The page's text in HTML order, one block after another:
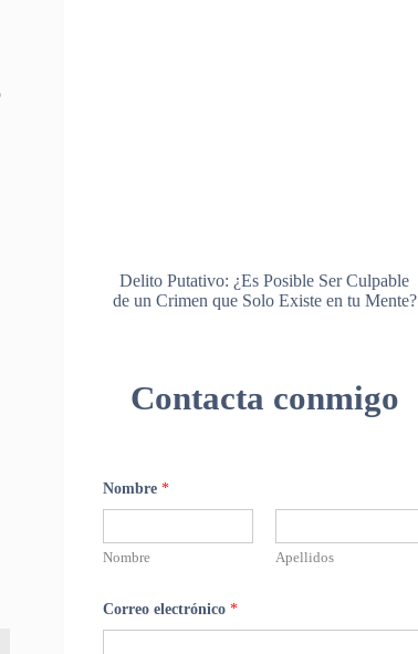
Delito Putativo: ¿Es Posible Ser Culpable
de un Crimen que Solo Existe en tu Mente?
Contacta conmigo
Nombre *
Nombre Apellidos
Correo electrónico *